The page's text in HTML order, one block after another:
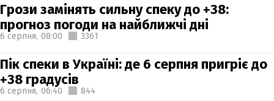
Грози замінять сильну спеку до +38:
прогноз погоди на найближчі дні
6 серпня, 08:00 3361
Пік спеки в Україні: де 6 серпня пригріє до
+38 градусів
6 серпня, 06:40 844